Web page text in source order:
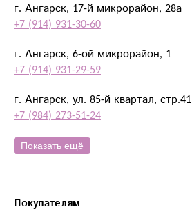
г. Ангарск, 17-й микрорайон, 28а
+7 (914) 931-30-60
г. Ангарск, 6-ой микрорайон, 1
+7 (914) 931-29-59
г. Ангарск, ул. 85-й квартал, стр.41
+7 (984) 273-51-24
Показать ещё
Покупателям